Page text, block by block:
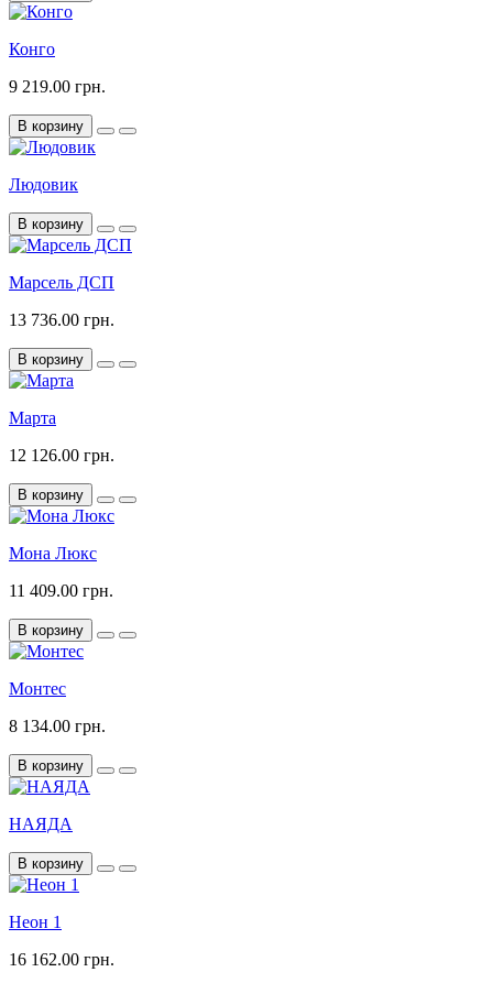
Конго
9 219.00 грн.
В корзину
Людовик
В корзину
Марсель ДСП
13 736.00 грн.
В корзину
Марта
12 126.00 грн.
В корзину
Мона Люкс
11 409.00 грн.
В корзину
Монтес
8 134.00 грн.
В корзину
НАЯДА
В корзину
Неон 1
16 162.00 грн.